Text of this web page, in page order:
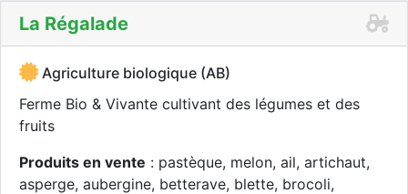
La Régalade
Agriculture biologique (AB)
Ferme Bio & Vivante cultivant des légumes et des
fruits
Produits en vente : pastèque, melon, ail, artichaut,
asperge, aubergine, betterave, blette, brocoli,